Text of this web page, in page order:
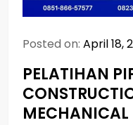
Posted on: April 18,
PELATIHAN
MECHANICAL